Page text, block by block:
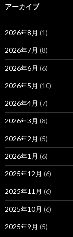
アーカイブ
2026年8月 (1)
2026年7月 (8)
2026年6月 (6)
2026年5月 (10)
2026年4月 (7)
2026年3月 (8)
2026年2月 (5)
2026年1月 (6)
2025年12月 (6)
2025年11月 (6)
2025年10月 (6)
2025年9月 (5)